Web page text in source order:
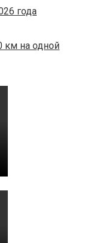
года
км на одной